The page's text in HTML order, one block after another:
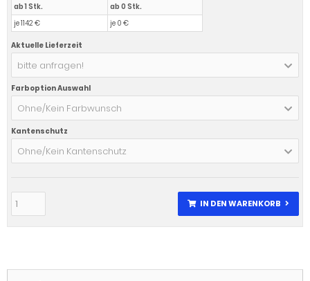
ab 1 Stk.
je 1142 €
ab 0 Stk.
je 0 €
Aktuelle Lieferzeit
bitte anfragen!
Farboption Auswahl
Ohne/Kein Farbwunsch
Kantenschutz
Ohne/Kein Kantenschutz
IN DEN WARENKORB